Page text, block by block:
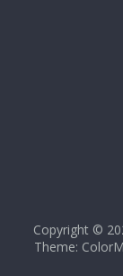
Copyright ©
Theme: